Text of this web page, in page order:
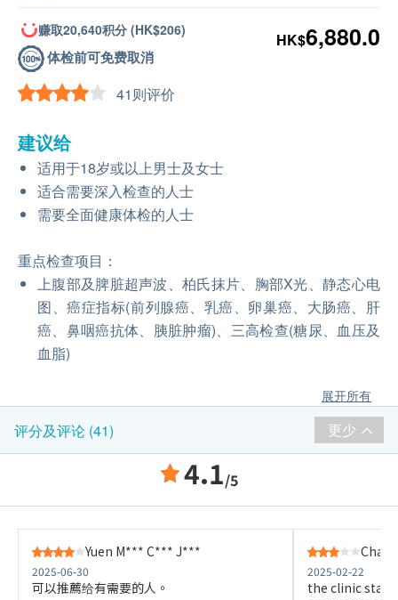
赚取20,640积分 (HK$206)
体检前可免费取消
41则评价
HK$6,880.0
建议给
适用于18岁或以上男士及女士
适合需要深入检查的人士
需要全面健康体检的人士
重点检查项目：
上腹部及脾脏超声波、柏氏抹片、胸部X光、静态心电
图、癌症指标(前列腺癌、乳癌、卵巢癌、大肠癌、肝
癌、鼻咽癌抗体、胰脏肿瘤)、三高检查(糖尿、血压及
血脂)
展开所有
评分及评论 (41) 更少
4.1/5
Yuen M*** C*** J***
2025-06-30
可以推薦给有需要的人。
2025-02-22
the clinic staff